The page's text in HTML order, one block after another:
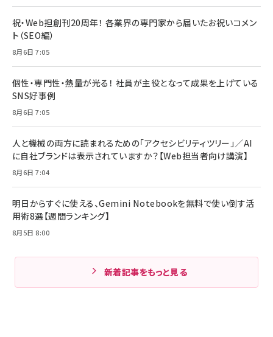
祝・Web担創刊20周年！ 各業界の専門家から届いたお祝いコメン
ト（SEO編）
8月6日 7:05
個性・専門性・熱量が光る！ 社員が主役となって成果を上げている
SNS好事例
8月6日 7:05
人と機械の両方に読まれるための「アクセシビリティツリー」／AI
に自社ブランドは表示されていますか？【Web担当者向け講演】
8月6日 7:04
明日からすぐに使える、Gemini Notebookを無料で使い倒す活
用術8選【週間ランキング】
8月5日 8:00
新着記事をもっと見る